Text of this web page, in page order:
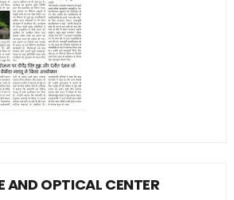
AND OPTICAL CENTER